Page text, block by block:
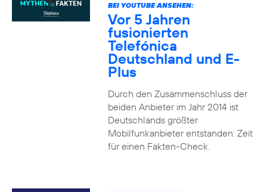
BEI YOUTUBE ANSEHEN:
Vor 5 Jahren
fusionierten
Telefónica
Deutschland und E-
Plus
Durch den Zusammenschluss der
beiden Anbieter im Jahr 2014 ist
Deutschlands größter
Mobilfunkanbieter entstanden: Zeit
für einen Fakten-Check.